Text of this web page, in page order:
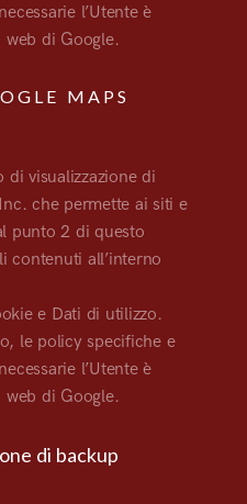
l’Utente è
web di Google.
MAPS
di visualizzazione di
che permette ai siti e
punto 2 di questo
contenuti all’interno
e Dati di utilizzo.
le policy specifiche e
l’Utente è
web di Google.
di backup